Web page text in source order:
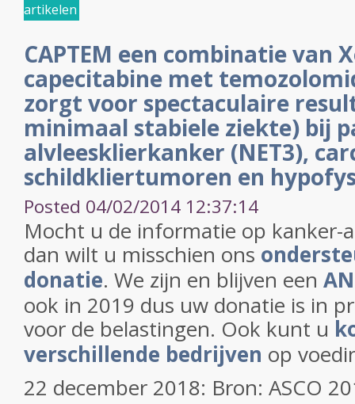
artikelen
CAPTEM een combinatie van
capecitabine met
zorgt voor spectaculaire
minimaal stabiele ziekte) bij
alvleesklierkanker (NET3),
schildkliertumoren en
Posted 04/02/2014 12:37:14
Mocht u de informatie op kanker-
dan wilt u misschien ons
donatie. We zijn en blijven een
ook in 2019 dus uw donatie is in
voor de belastingen. Ook kunt u
verschillende bedrijven op
22 december 2018: Bron: ASCO